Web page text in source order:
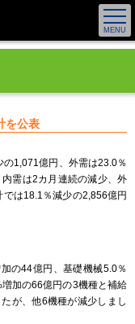
を公表
1,071億円、外需は23.0％
需は2カ月連続の減少、外
は18.1％減少の2,856億円
の44億円、基礎機械5.0％
加の66億円の3機種と補給
が、他6機種が減少しまし